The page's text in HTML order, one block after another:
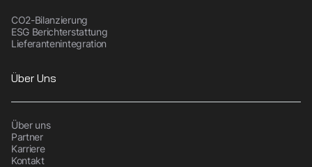
CO2-Bilanzierung
ESG Berichterstattung
Lieferantenintegration
Über Uns
Über uns
Partner
Karriere
Kontakt